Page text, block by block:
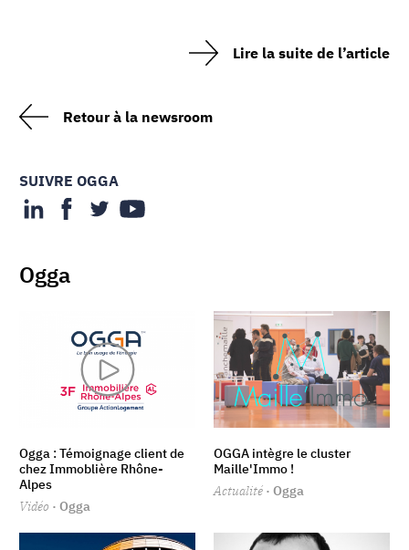
Lire la suite de l’article
Retour à la newsroom
SUIVRE OGGA
Ogga
Ogga : Témoignage client de
chez Immoblière Rhône-
Alpes
Vidéo · Ogga
OGGA intègre le cluster
Maille'Immo !
Actualité · Ogga